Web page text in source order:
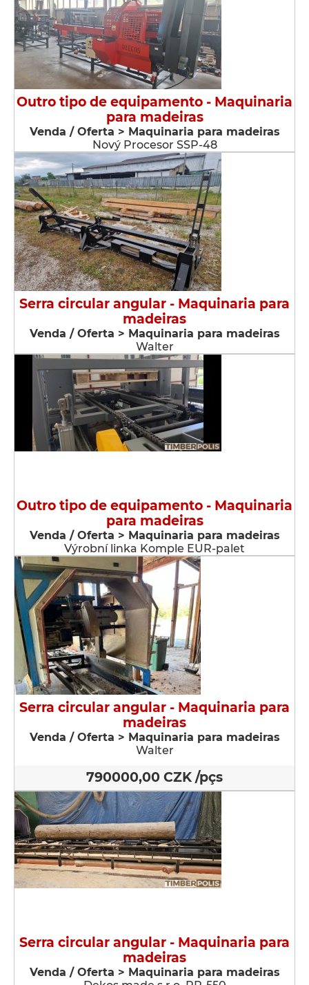
Outro tipo de equipamento - Maquinaria
para madeiras
Venda / Oferta > Maquinaria para madeiras
Nový Procesor SSP-48
Serra circular angular - Maquinaria para
madeiras
Venda / Oferta > Maquinaria para madeiras
Walter
Outro tipo de equipamento - Maquinaria
para madeiras
Venda / Oferta > Maquinaria para madeiras
Výrobní linka Komple EUR-palet
Serra circular angular - Maquinaria para
madeiras
Venda / Oferta > Maquinaria para madeiras
Walter
790000,00 CZK /pçs
Serra circular angular - Maquinaria para
madeiras
Venda / Oferta > Maquinaria para madeiras